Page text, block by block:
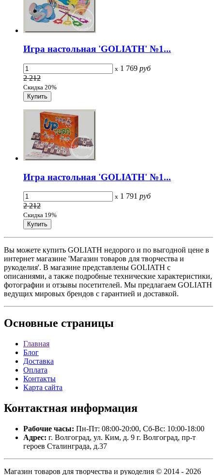
Игра настольная 'GOLIATH' №1...
x 1 769 руб
2 212
Скидка 20%
Игра настольная 'GOLIATH' №1...
x 1 791 руб
2 212
Скидка 19%
Вы можете купить GOLIATH недорого и по выгодной цене в
интернет магазине 'Магазин товаров для творчества и
рукоделия'. В магазине представлены GOLIATH с
описаниями, а также подробные технические характеристики,
фотографии и отзывы посетителей. Мы предлагаем GOLIATH
ведущих мировых брендов с гарантией и доставкой.
Основные страницы
Главная
Блог
Доставка
Оплата
Контакты
Карта сайта
Контактная информация
Рабочие часы: Пн-Пт: 08:00-20:00, Сб-Вс: 10:00-18:00
Адрес: г. Волгоград, ул. Ким, д. 9 г. Волгоград, пр-т
героев Сталинграда, д.37
Магазин товаров для творчества и рукоделия © 2014 - 2026